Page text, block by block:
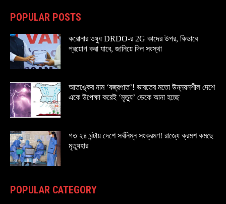
POPULAR POSTS
করোনার ওষুধ DRDO-র 2G কাদের উপর, কিভাবে
প্রয়োগ করা যাবে, জানিয়ে দিল সংস্থা
আতঙ্কের নাম ‘বজ্রপাত’! ভারতের মতো উন্নয়নশীল দেশে
একে উপেক্ষা করেই ‘মৃত্যু’ ডেকে আনা হচ্ছে
গত ২৪ ঘন্টায় দেশে সর্বনিম্ন সংক্রমণ! রাজ্যে ক্রমশ কমছে
মৃত্যুহার
POPULAR CATEGORY